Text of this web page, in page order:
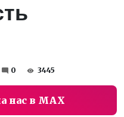
0 3445
нас в MAX